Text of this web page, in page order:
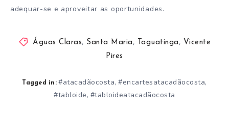
adequar-se e aproveitar as oportunidades.
Águas Claras, Santa Maria , Taguatinga , Vicente
Pires
Tagged in: #atacadãocosta,#encartesatacadãocosta,
#tabloide, #tabloideatacadãocosta